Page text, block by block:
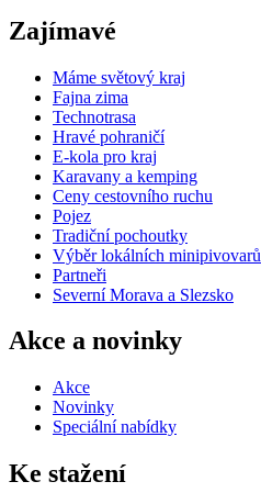
Zajímavé
Máme světový kraj
Fajna zima
Technotrasa
Hravé pohraničí
E-kola pro kraj
Karavany a kemping
Ceny cestovního ruchu
Pojez
Tradiční pochoutky
Výběr lokálních minipivovarů
Partneři
Severní Morava a Slezsko
Akce a novinky
Akce
Novinky
Speciální nabídky
Ke stažení